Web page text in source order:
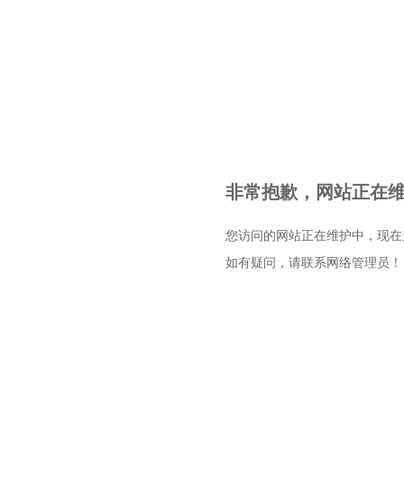
非常抱歉，网站正在
您访问的网站正在维护中，现
如有疑问，请联系网络管理员！